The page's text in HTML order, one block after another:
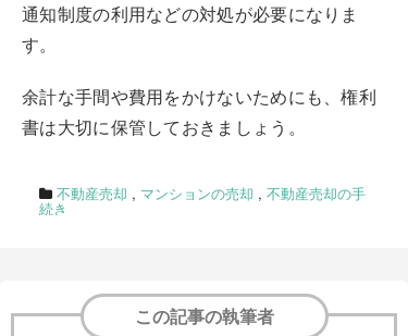
通知制度の利用などの対処が必要になりま
す。
余計な手間や費用をかけないためにも、権利
書は大切に保管しておきましょう。
不動産売却 , マンションの売却 , 不動産売却の手
続き
この記事の執筆者